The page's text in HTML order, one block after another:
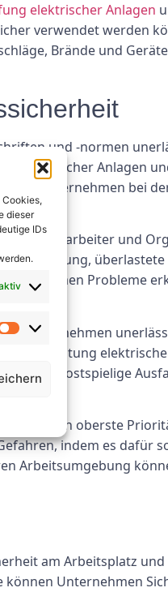
dieser
IDs
elektrischer Anlagen
verwendet werden
Brände und
und -normen
elektrischer Anlagen
hilft Unternehmen bei
für Mitarbeiter und
Verkabelung,
Probleme
Unternehmen
und Leistung
sie kostspielige
oberste
indem es dafür
Arbeitsumgebung
am Arbeitsplatz
Unternehmen